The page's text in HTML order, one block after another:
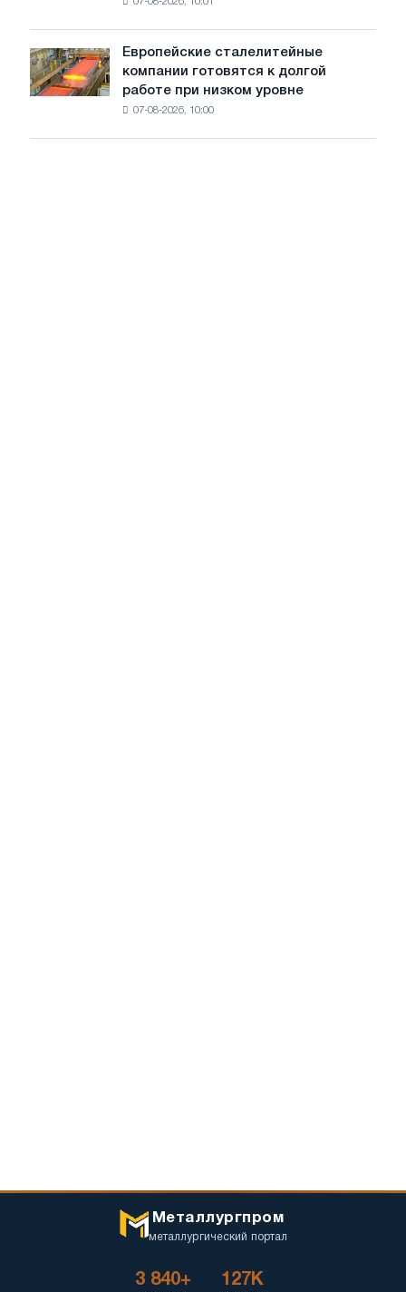
стран
рынке
стали
на
07-08-2026, 10:01
Европейские
сталелитейные
компании
Европейские сталелитейные
компании готовятся к долгой
работе при низком уровне
07-08-2026, 10:00
Металлургпром
металлургический портал
3 840+ 127K